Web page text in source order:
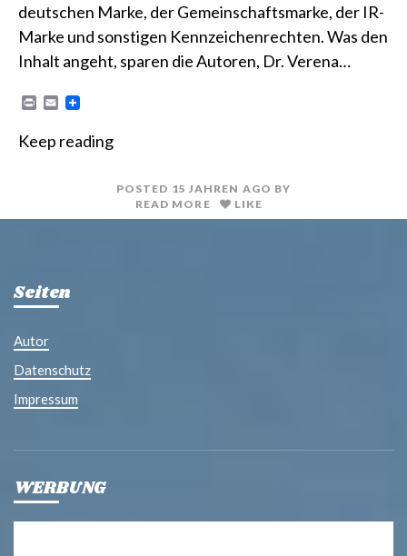
deutschen Marke, der Gemeinschaftsmarke, der IR-
Marke und sonstigen Kennzeichenrechten. Was den
Inhalt angeht, sparen die Autoren, Dr. Verena…
n
E
i
Keep reading
POSTED 15 JAHREN AGO BY
READ MORE
LIKE
Seiten
Autor
Datenschutz
Impressum
WERBUNG